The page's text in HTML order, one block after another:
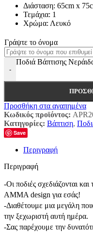
Διάσταση: 65cm x
Τεμάχια: 1
Χρώμα: Λευκό
Γράψτε το όνομα
-
Ποδιά Βάπτισης
Προσθήκη στα αγαπημένα
Κωδικός προϊόντος:
Κατηγορίες: Βάπτιση,
Save
Περιγραφή
Περιγραφή
-Οι ποδιές σχεδιάζονται
AMMA design για εσάς!
-Διαθέτουμε μια μεγάλη
την ξεχωριστή αυτή ημέρα.
-Σας παρέχουμε την